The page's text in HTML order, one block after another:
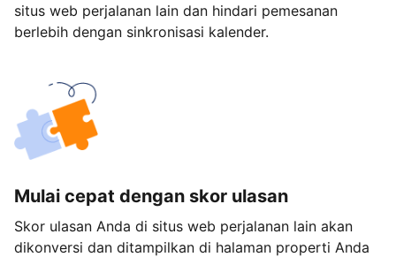
situs web perjalanan lain dan hindari pemesanan
berlebih dengan sinkronisasi kalender.
Mulai cepat dengan skor ulasan
Skor ulasan Anda di situs web perjalanan lain akan
dikonversi dan ditampilkan di halaman properti Anda